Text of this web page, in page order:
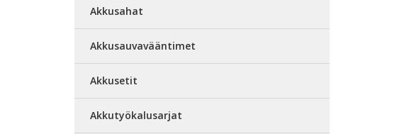
Akkusahat
Akkusauvavääntimet
Akkusetit
Akkutyökalusarjat